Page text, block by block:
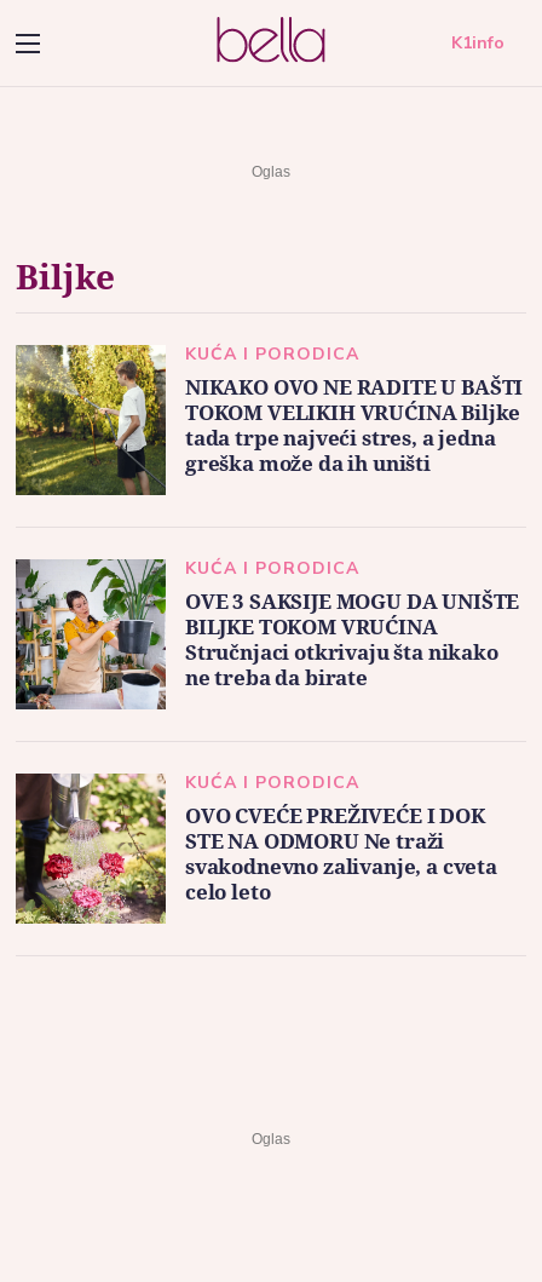
K1info
Biljke
KUĆA I PORODICA
NIKAKO OVO NE RADITE U BAŠTI
TOKOM VELIKIH VRUĆINA Biljke
tada trpe najveći stres, a jedna
greška može da ih uništi
KUĆA I PORODICA
OVE 3 SAKSIJE MOGU DA UNIŠTE
BILJKE TOKOM VRUĆINA
Stručnjaci otkrivaju šta nikako
ne treba da birate
KUĆA I PORODICA
OVO CVEĆE PREŽIVEĆE I DOK
STE NA ODMORU Ne traži
svakodnevno zalivanje, a cveta
celo leto